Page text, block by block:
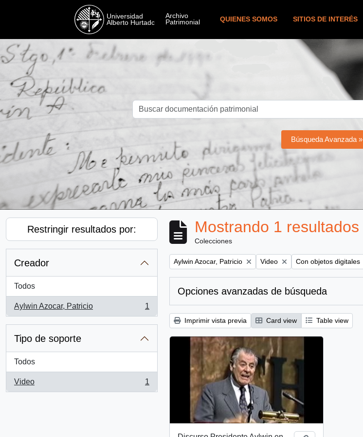
QUIENES SOMOS SITIOS DE INTERÉS
Búsqueda Avanzada »
Restringir resultados por:
Creador
Todos
Aylwin Azocar, Patricio
, 1 resultados
1
Tipo de soporte
Todos
Video
, 1 resultados
1
Mostrando 1 resultados
Colecciones
Remove filter:
Aylwin Azocar, Patricio Remove filter:
Video Remove filter:
Con objetos digitales
Opciones avanzadas de búsqueda
Imprimir vista previa Card view Table view